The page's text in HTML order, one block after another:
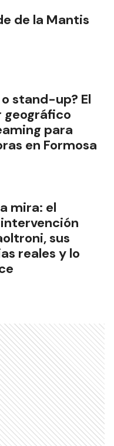
de la Mantis
stand-up? El
geográfico
para
en Formosa
mira: el
sus
reales y lo